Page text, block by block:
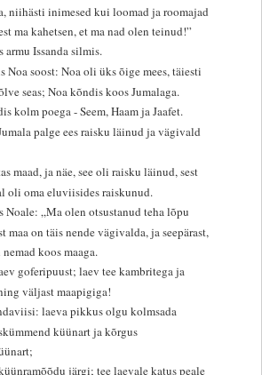
niihästi inimesed kui loomad ja roomajad
ma kahetsen, et ma nad olen teinud!”
armu Issanda silmis.
Noa soost: Noa oli üks õige mees, täiesti
seas; Noa kõndis koos Jumalaga.
kolm poega - Seem, Haam ja Jaafet.
palge ees raisku läinud ja vägivald
maad, ja näe, see oli raisku läinud, sest
oli oma eluviisides raiskunud.
Noale: „Ma olen otsustanud teha lõpu
maa on täis nende vägivalda, ja seepärast,
koos maaga.
goferipuust; laev tee kambritega ja
väljast maapigiga!
laeva pikkus olgu kolmsada
küünart ja kõrgus
järgi; tee laevale katus peale